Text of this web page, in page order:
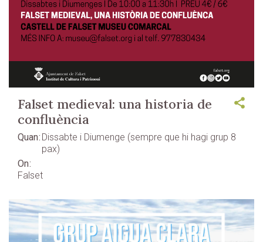
Falset medieval: una historia de
confluència
Quan Dissabte i Diumenge (sempre que hi hagi grup 8
pax)
On
Falset